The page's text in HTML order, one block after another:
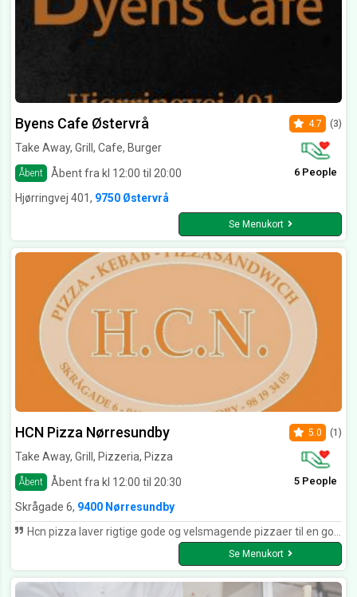
Byens Cafe Østervrå
Take Away, Grill, Cafe, Burger
Åbent Åbent fra kl 12:00 til 20:00
4.7 (3)
6 People
Hjørringvej 401, 9750 Østervrå
Se Menukort
HCN Pizza Nørresundby
Take Away, Grill, Pizzeria, Pizza
Åbent Åbent fra kl 12:00 til 20:30
5.0 (1)
5 People
Skrågade 6, 9400 Nørresundby
Hcn pizza laver rigtige gode og velsmagende pizzaer til en god pris i Nørresundby.
Se Menukort